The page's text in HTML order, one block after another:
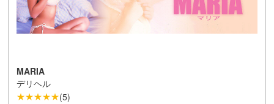
MARIA
デリヘル
★★★★★(5)